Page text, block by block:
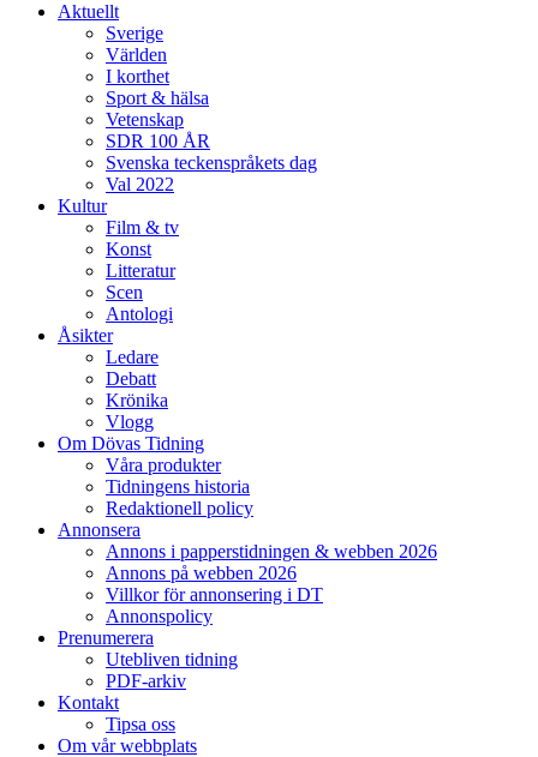
Aktuellt
Sverige
Världen
I korthet
Sport & hälsa
Vetenskap
SDR 100 ÅR
Svenska teckenspråkets dag
Val 2022
Kultur
Film & tv
Konst
Litteratur
Scen
Antologi
Åsikter
Ledare
Debatt
Krönika
Vlogg
Om Dövas Tidning
Våra produkter
Tidningens historia
Redaktionell policy
Annonsera
Annons i papperstidningen & webben 2026
Annons på webben 2026
Villkor för annonsering i DT
Annonspolicy
Prenumerera
Utebliven tidning
PDF-arkiv
Kontakt
Tipsa oss
Om vår webbplats